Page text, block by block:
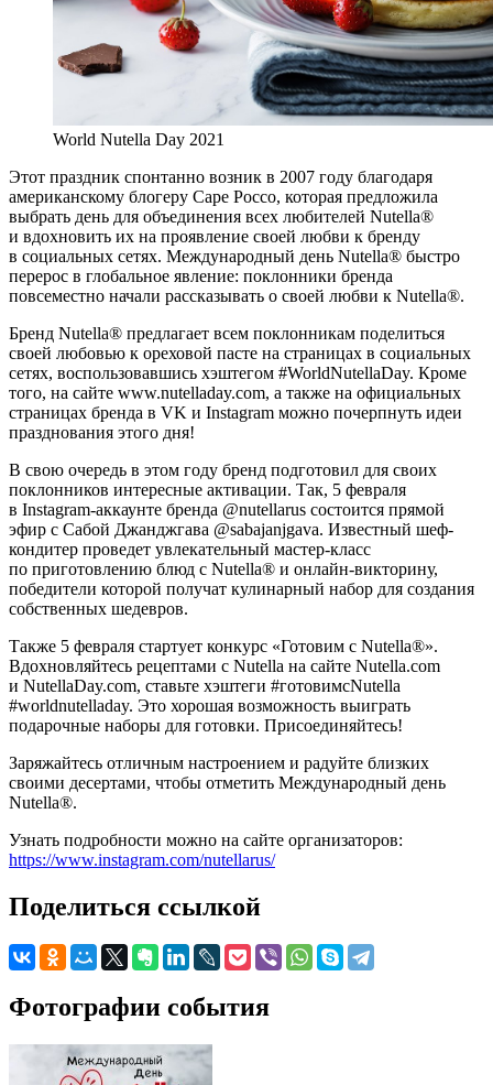
World Nutella Day 2021
Этот праздник спонтанно возник в 2007 году благодаря
американскому блогеру Саре Россо, которая предложила
выбрать день для объединения всех любителей Nutella®
и вдохновить их на проявление своей любви к бренду
в социальных сетях. Международный день Nutella® быстро
перерос в глобальное явление: поклонники бренда
повсеместно начали рассказывать о своей любви к Nutella®.
Бренд Nutella® предлагает всем поклонникам поделиться
своей любовью к ореховой пасте на страницах в социальных
сетях, воспользовавшись хэштегом #WorldNutellaDay. Кроме
того, на сайте www.nutelladay.com, а также на официальных
страницах бренда в VK и Instagram можно почерпнуть идеи
празднования этого дня!
В свою очередь в этом году бренд подготовил для своих
поклонников интересные активации. Так, 5 февраля
в Instagram-аккаунте бренда @nutellarus состоится прямой
эфир с Сабой Джанджгава @sabajanjgava. Известный шеф-
кондитер проведет увлекательный мастер-класс
по приготовлению блюд с Nutella® и онлайн-викторину,
победители которой получат кулинарный набор для создания
собственных шедевров.
Также 5 февраля стартует конкурс «Готовим с Nutella®».
Вдохновляйтесь рецептами с Nutella на сайте Nutella.com
и NutellaDay.com, ставьте хэштеги #готовимсNutella
#worldnutelladay. Это хорошая возможность выиграть
подарочные наборы для готовки. Присоединяйтесь!
Заряжайтесь отличным настроением и радуйте близких
своими десертами, чтобы отметить Международный день
Nutella®.
Узнать подробности можно на сайте организаторов:
https://www.instagram.com/nutellarus/
Поделиться ссылкой
Фотографии события